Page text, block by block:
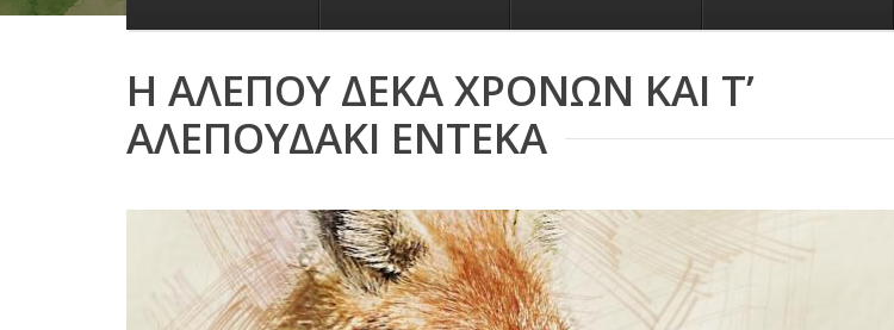
Η ΑΛΕΠΟΥ ΔΕΚΑ ΧΡΟΝΩΝ ΚΑΙ Τ’
ΑΛΕΠΟΥΔΑΚΙ ΕΝΤΕΚΑ